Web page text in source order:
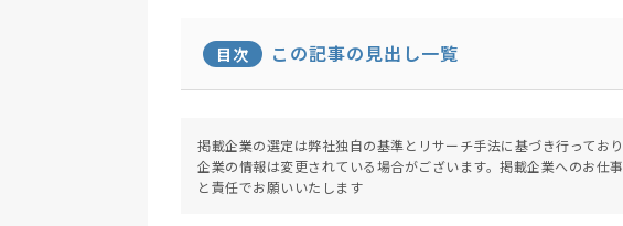
目次 この記事の見出し一覧
掲載企業の選定は弊社独自の基準とリサーチ手法に基づき行ってお
企業の情報は変更されている場合がございます。掲載企業へのお仕
と責任でお願いいたします